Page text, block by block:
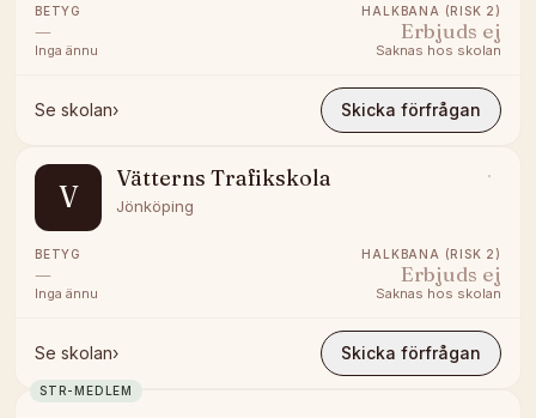
BETYG
—
Inga ännu
HALKBANA (RISK 2)
Erbjuds ej
Saknas hos skolan
Se skolan› Skicka förfrågan
V
Vätterns Trafikskola
Jönköping
BETYG
—
Inga ännu
HALKBANA (RISK 2)
Erbjuds ej
Saknas hos skolan
Se skolan› Skicka förfrågan
STR-MEDLEM